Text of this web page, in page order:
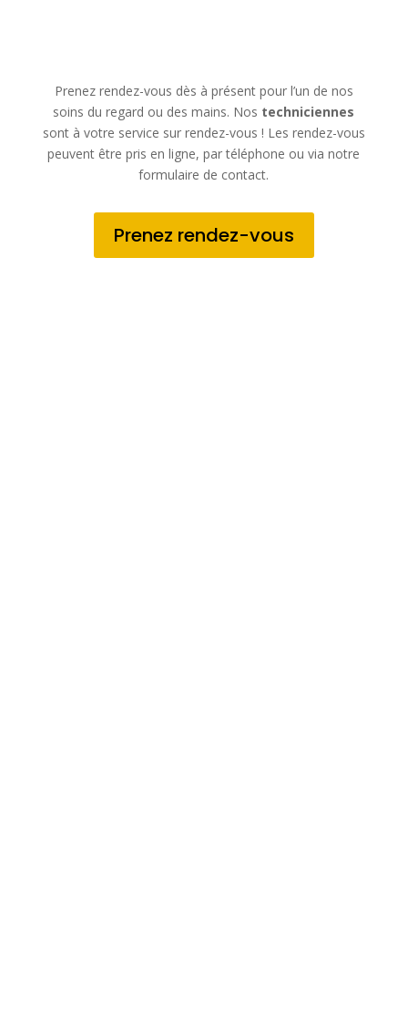
Prenez rendez-vous dès à présent pour l’un de nos
soins du regard ou des mains. Nos techniciennes
sont à votre service sur rendez-vous ! Les rendez-vous
peuvent être pris en ligne, par téléphone ou via notre
formulaire de contact.
Prenez rendez-vous